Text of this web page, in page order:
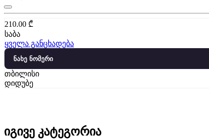
210.00 ₾
საბა
ყველა განცხადება
ნახე ნომერი
თბილისი
დიდუბე
იგივე კატეგორია